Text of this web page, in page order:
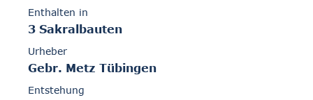
Enthalten in
3 Sakralbauten
Urheber
Gebr. Metz Tübingen
Entstehung